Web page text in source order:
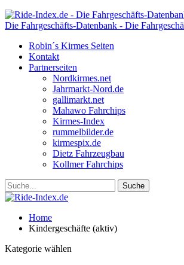
Die Fahrgeschäfts-Datenbank - Die
Robin´s Kirmes Seiten
Kontakt
Partnerseiten
Nordkirmes.net
Jahrmarkt-Nord.de
gallimarkt.net
Mahawo Fahrchips
Kirmes-Index
rummelbilder.de
kirmespix.de
Dietz Fahrzeugbau
Kollmer Fahrchips
Home
Kindergeschäfte (aktiv)
Kategorie wählen